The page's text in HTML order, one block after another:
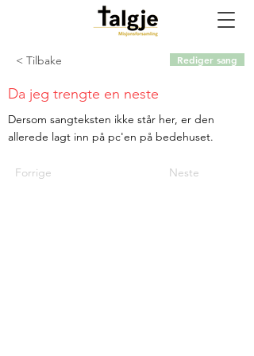
< Tilbake
Dersom sangteksten ikke står her, er den
allerede lagt inn på pc'en på bedehuset.
Forrige Neste
Da jeg trengte en neste
Rediger sang